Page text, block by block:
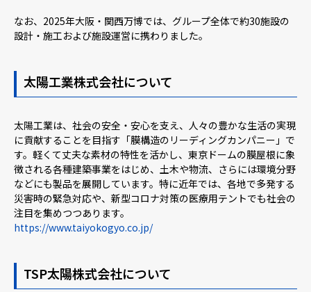
なお、2025年大阪・関西万博では、グループ全体で約30施設の
設計・施工および施設運営に携わりました。
太陽工業株式会社について
太陽工業は、社会の安全・安心を支え、人々の豊かな生活の実現
に貢献することを目指す「膜構造のリーディングカンパニー」で
す。軽くて丈夫な素材の特性を活かし、東京ドームの膜屋根に象
徴される各種建築事業をはじめ、土木や物流、さらには環境分野
などにも製品を展開しています。特に近年では、各地で多発する
災害時の緊急対応や、新型コロナ対策の医療用テントでも社会の
注目を集めつつあります。
https://www.taiyokogyo.co.jp/
TSP太陽株式会社について